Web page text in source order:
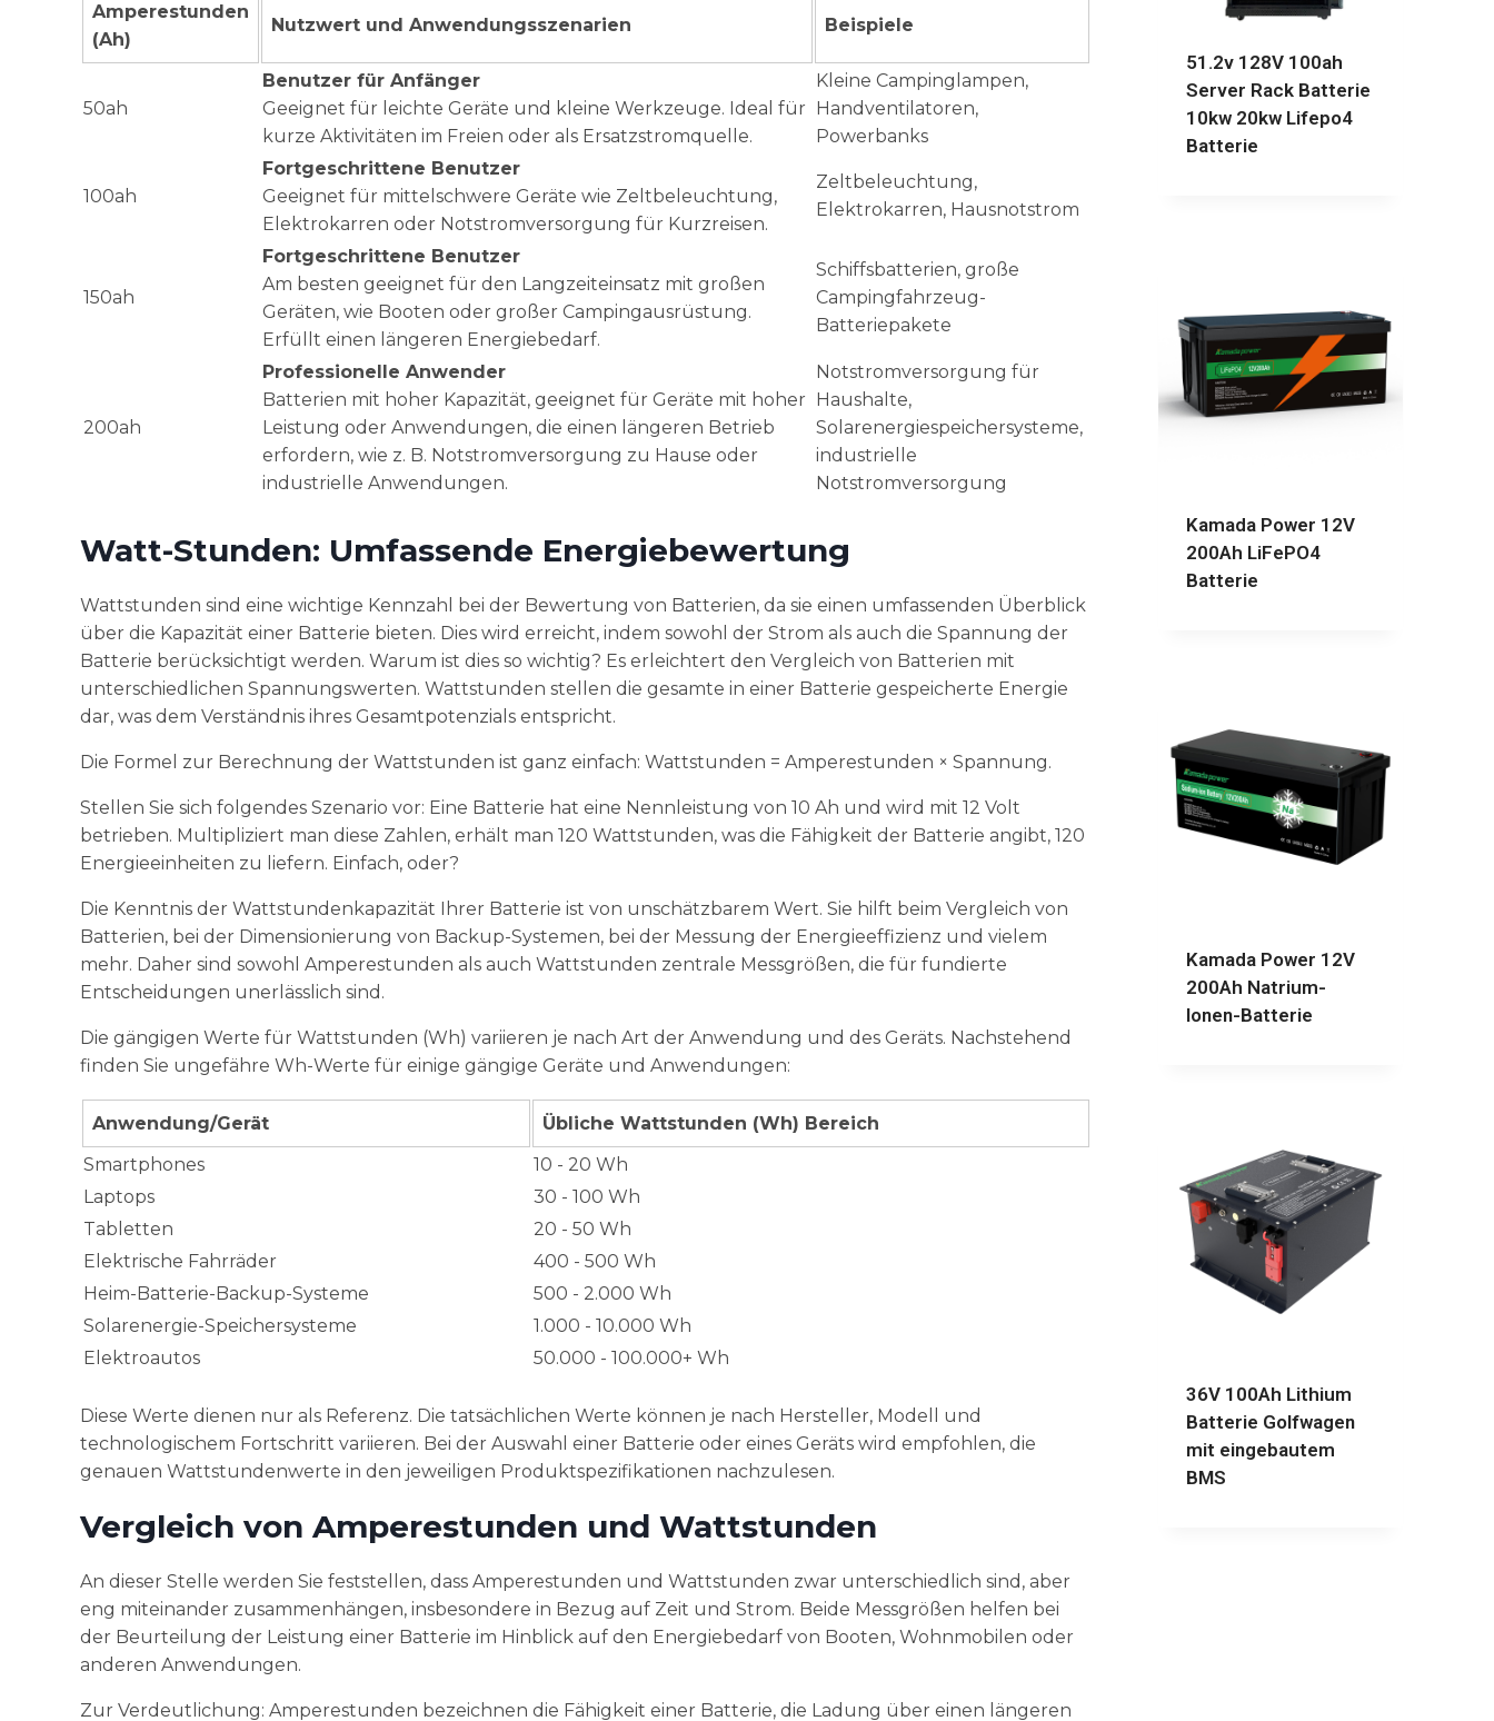
Amperestunden
(Ah)
Nutzwert und Anwendungsszenarien Beispiele
50ah
Benutzer für Anfänger
Geeignet für leichte Geräte und kleine Werkzeuge. Ideal für
kurze Aktivitäten im Freien oder als Ersatzstromquelle.
Kleine Campinglampen,
Handventilatoren,
Powerbanks
100ah
Fortgeschrittene Benutzer
Geeignet für mittelschwere Geräte wie Zeltbeleuchtung,
Elektrokarren oder Notstromversorgung für Kurzreisen.
Zeltbeleuchtung,
Elektrokarren, Hausnotstrom
150ah
Fortgeschrittene Benutzer
Am besten geeignet für den Langzeiteinsatz mit großen
Geräten, wie Booten oder großer Campingausrüstung.
Erfüllt einen längeren Energiebedarf.
Schiffsbatterien, große
Campingfahrzeug-
Batteriepakete
200ah
Professionelle Anwender
Batterien mit hoher Kapazität, geeignet für Geräte mit hoher
Leistung oder Anwendungen, die einen längeren Betrieb
erfordern, wie z. B. Notstromversorgung zu Hause oder
industrielle Anwendungen.
Notstromversorgung für
Haushalte,
Solarenergiespeichersysteme,
industrielle
Notstromversorgung
Watt-Stunden: Umfassende Energiebewertung
Wattstunden sind eine wichtige Kennzahl bei der Bewertung von Batterien, da sie einen umfassenden Überblick
über die Kapazität einer Batterie bieten. Dies wird erreicht, indem sowohl der Strom als auch die Spannung der
Batterie berücksichtigt werden. Warum ist dies so wichtig? Es erleichtert den Vergleich von Batterien mit
unterschiedlichen Spannungswerten. Wattstunden stellen die gesamte in einer Batterie gespeicherte Energie
dar, was dem Verständnis ihres Gesamtpotenzials entspricht.
Die Formel zur Berechnung der Wattstunden ist ganz einfach: Wattstunden = Amperestunden × Spannung.
Stellen Sie sich folgendes Szenario vor: Eine Batterie hat eine Nennleistung von 10 Ah und wird mit 12 Volt
betrieben. Multipliziert man diese Zahlen, erhält man 120 Wattstunden, was die Fähigkeit der Batterie angibt, 120
Energieeinheiten zu liefern. Einfach, oder?
Die Kenntnis der Wattstundenkapazität Ihrer Batterie ist von unschätzbarem Wert. Sie hilft beim Vergleich von
Batterien, bei der Dimensionierung von Backup-Systemen, bei der Messung der Energieeffizienz und vielem
mehr. Daher sind sowohl Amperestunden als auch Wattstunden zentrale Messgrößen, die für fundierte
Entscheidungen unerlässlich sind.
Die gängigen Werte für Wattstunden (Wh) variieren je nach Art der Anwendung und des Geräts. Nachstehend
finden Sie ungefähre Wh-Werte für einige gängige Geräte und Anwendungen:
Anwendung/Gerät
Übliche Wattstunden (Wh) Bereich
Smartphones
10 - 20 Wh
Laptops
30 - 100 Wh
Tabletten
20 - 50 Wh
Elektrische Fahrräder
400 - 500 Wh
Heim-Batterie-Backup-Systeme
500 - 2.000 Wh
Solarenergie-Speichersysteme
1.000 - 10.000 Wh
Elektroautos
50.000 - 100.000+ Wh
Diese Werte dienen nur als Referenz. Die tatsächlichen Werte können je nach Hersteller, Modell und
technologischem Fortschritt variieren. Bei der Auswahl einer Batterie oder eines Geräts wird empfohlen, die
genauen Wattstundenwerte in den jeweiligen Produktspezifikationen nachzulesen.
Vergleich von Amperestunden und Wattstunden
An dieser Stelle werden Sie feststellen, dass Amperestunden und Wattstunden zwar unterschiedlich sind, aber
eng miteinander zusammenhängen, insbesondere in Bezug auf Zeit und Strom. Beide Messgrößen helfen bei
der Beurteilung der Leistung einer Batterie im Hinblick auf den Energiebedarf von Booten, Wohnmobilen oder
anderen Anwendungen.
Zur Verdeutlichung: Amperestunden bezeichnen die Fähigkeit einer Batterie, die Ladung über einen längeren
51.2v 128V 100ah
Server Rack Batterie
10kw 20kw Lifepo4
Batterie
Kamada Power 12V
200Ah LiFePO4
Batterie
Kamada Power 12V
200Ah Natrium-
Ionen-Batterie
36V 100Ah Lithium
Batterie Golfwagen
mit eingebautem
BMS